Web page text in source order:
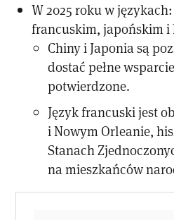
W 2025 roku w
francuskim, japońskim i
Chiny i Japonia są
dostać pełne
potwierdzone.
Język francuski jest
i Nowym Orleanie,
Stanach
na mieszkańców